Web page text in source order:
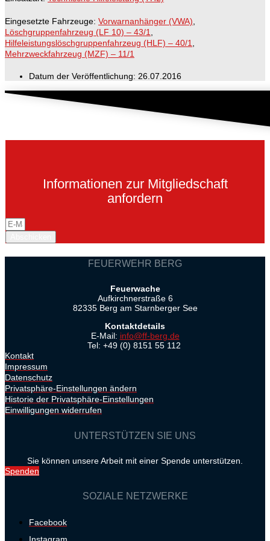
Eingesetzte Fahrzeuge: Vorwarnanhänger (VWA)
Löschgruppenfahrzeug (LF 10) – 43/1
Hilfeleistungslöschgruppenfahrzeug (HLF) – 40/1
Mehrzweckfahrzeug (MZF) – 11/1
Datum der Veröffentlichung: 26.07.2016
Informationen zur Mitgliedschaft
anfordern
FEUERWEHR BERG
Feuerwache
Aufkirchnerstraße 6
82335 Berg am Starnberger See
Kontaktdetails
E-Mail: info@ff-berg.de
Tel: +49 (0) 8151 55 112
Kontakt
Impressum
Datenschutz
Privatsphäre-Einstellungen ändern
Historie der Privatsphäre-Einstellungen
Einwilligungen widerrufen
UNTERSTÜTZEN SIE UNS
Sie können unsere Arbeit mit einer Spende unterstützen.
Spenden
SOZIALE NETZWERKE
Facebook
Instagram